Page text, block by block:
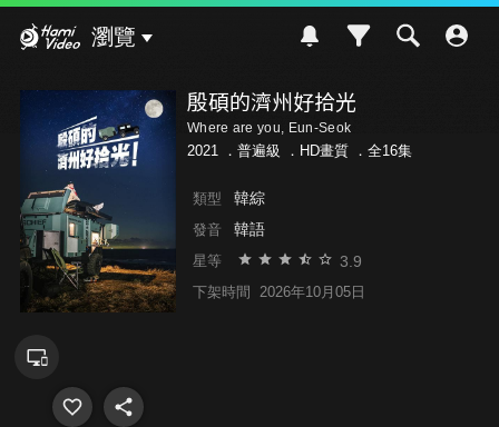
瀏覽
殷碩的濟州好拾光
Where are you, Eun-Seok
2021 ． 普遍級 ．HD畫質 ．全16集
類型 韓綜
發音 韓語
星等 3.9
下架時間 2026年10月05日